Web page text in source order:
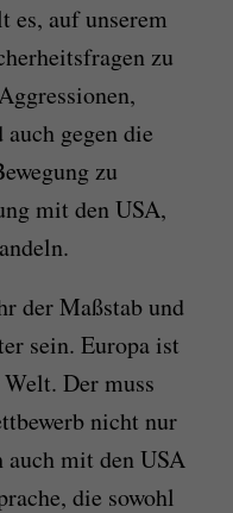
es, auf unserem
zu
gegen die
zu
mit den USA,
der Maßstab und
sein. Europa ist
Der muss
nicht nur
mit den USA
die sowohl